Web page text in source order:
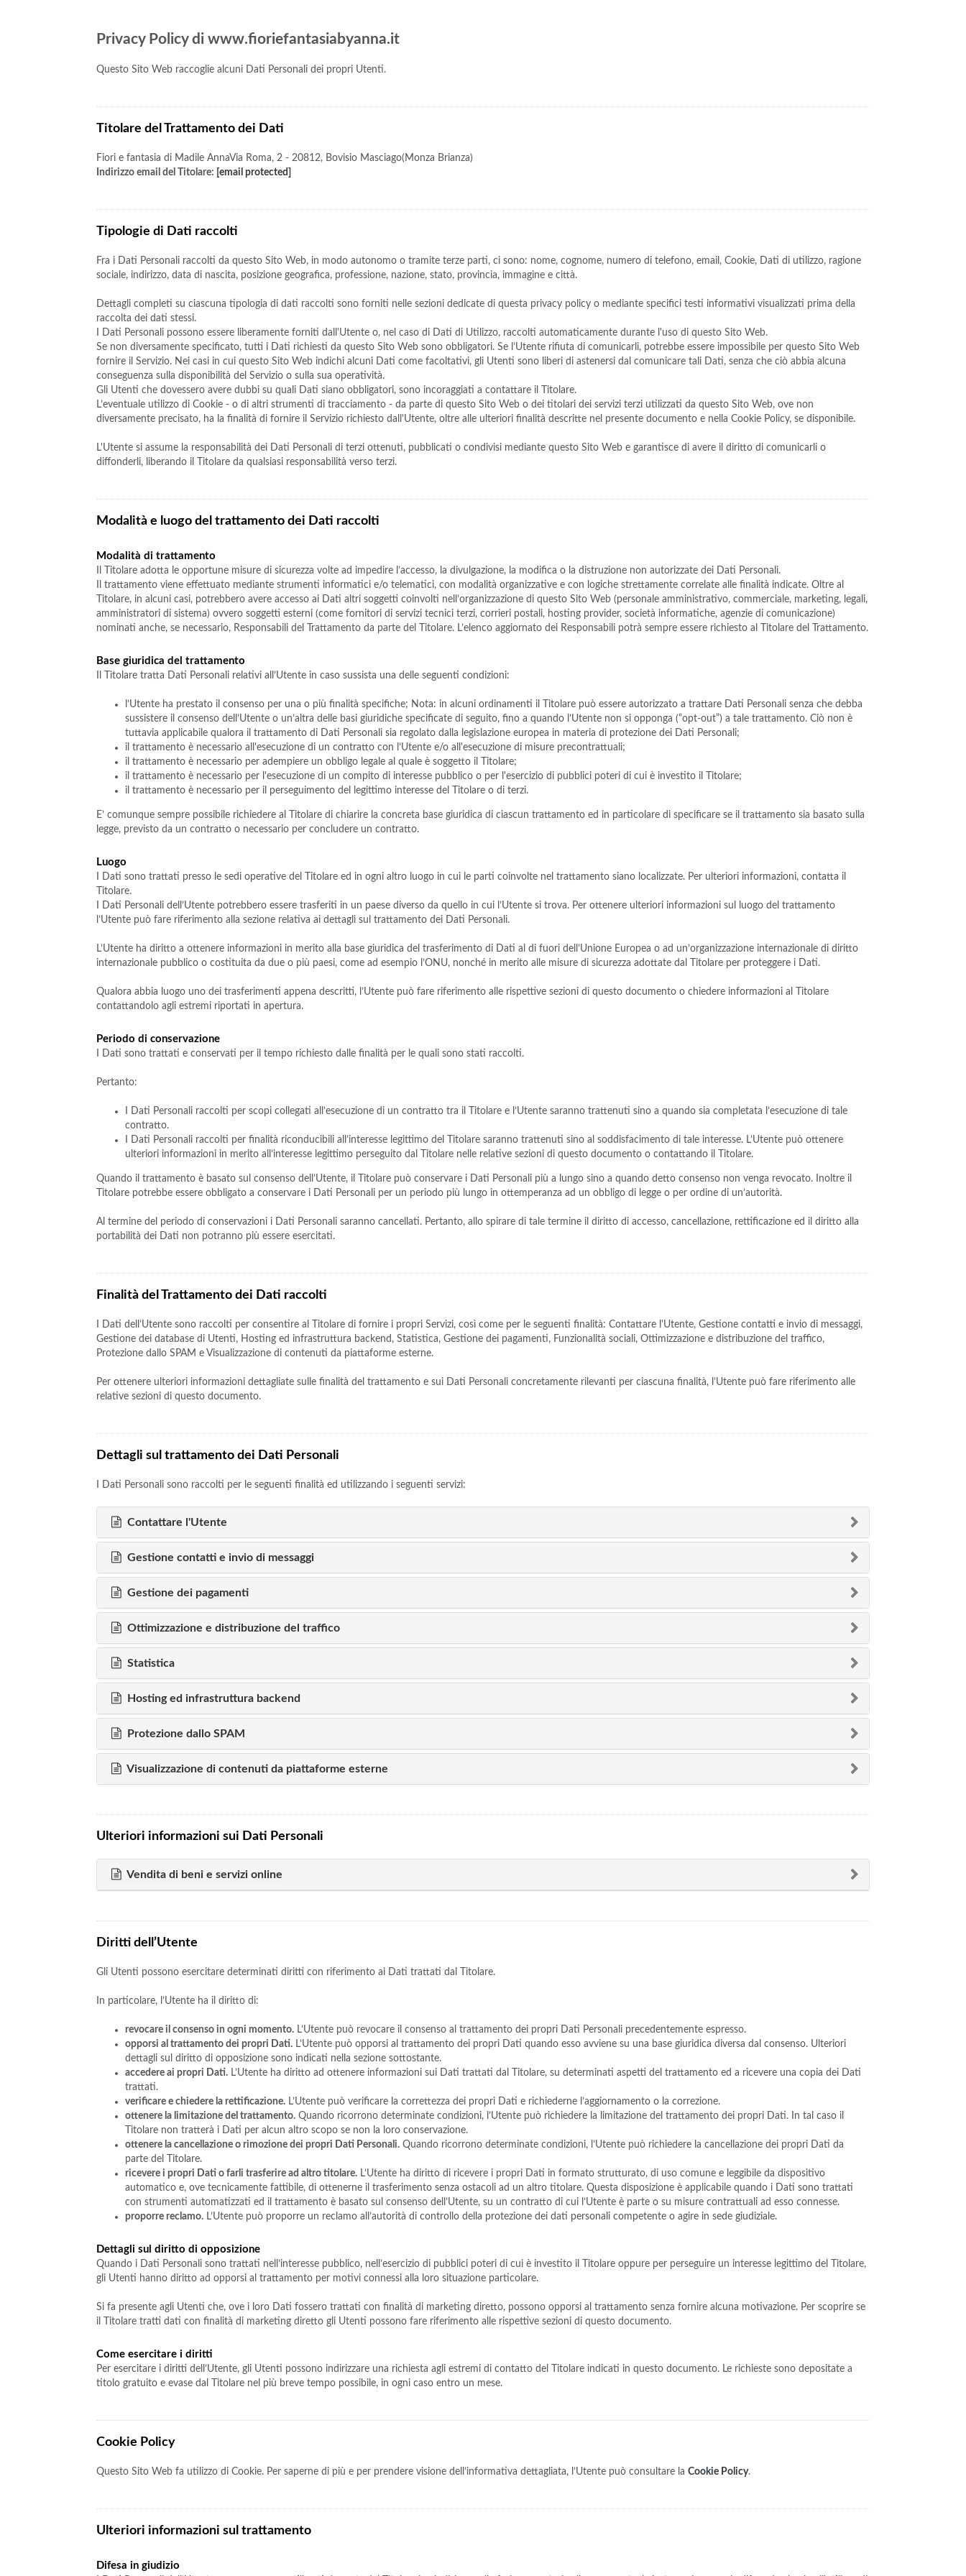
Privacy Policy di www.fioriefantasiabyanna.it
Questo Sito Web raccoglie alcuni Dati Personali dei propri Utenti.
Titolare del Trattamento dei Dati
Fiori e fantasia di Madile AnnaVia Roma, 2 - 20812, Bovisio Masciago(Monza Brianza)
Indirizzo email del Titolare: [email protected]
Tipologie di Dati raccolti
Fra i Dati Personali raccolti da questo Sito Web, in modo autonomo o tramite terze parti, ci sono: nome, cognome, numero di telefono, email, Cookie, Dati di utilizzo, ragione
sociale, indirizzo, data di nascita, posizione geografica, professione, nazione, stato, provincia, immagine e città.
Dettagli completi su ciascuna tipologia di dati raccolti sono forniti nelle sezioni dedicate di questa privacy policy o mediante specifici testi informativi visualizzati prima della
raccolta dei dati stessi.
I Dati Personali possono essere liberamente forniti dall'Utente o, nel caso di Dati di Utilizzo, raccolti automaticamente durante l'uso di questo Sito Web.
Se non diversamente specificato, tutti i Dati richiesti da questo Sito Web sono obbligatori. Se l’Utente rifiuta di comunicarli, potrebbe essere impossibile per questo Sito Web
fornire il Servizio. Nei casi in cui questo Sito Web indichi alcuni Dati come facoltativi, gli Utenti sono liberi di astenersi dal comunicare tali Dati, senza che ciò abbia alcuna
conseguenza sulla disponibilità del Servizio o sulla sua operatività.
Gli Utenti che dovessero avere dubbi su quali Dati siano obbligatori, sono incoraggiati a contattare il Titolare.
L’eventuale utilizzo di Cookie - o di altri strumenti di tracciamento - da parte di questo Sito Web o dei titolari dei servizi terzi utilizzati da questo Sito Web, ove non
diversamente precisato, ha la finalità di fornire il Servizio richiesto dall'Utente, oltre alle ulteriori finalità descritte nel presente documento e nella Cookie Policy, se disponibile.
L'Utente si assume la responsabilità dei Dati Personali di terzi ottenuti, pubblicati o condivisi mediante questo Sito Web e garantisce di avere il diritto di comunicarli o
diffonderli, liberando il Titolare da qualsiasi responsabilità verso terzi.
Modalità e luogo del trattamento dei Dati raccolti
Modalità di trattamento
Il Titolare adotta le opportune misure di sicurezza volte ad impedire l’accesso, la divulgazione, la modifica o la distruzione non autorizzate dei Dati Personali.
Il trattamento viene effettuato mediante strumenti informatici e/o telematici, con modalità organizzative e con logiche strettamente correlate alle finalità indicate. Oltre al
Titolare, in alcuni casi, potrebbero avere accesso ai Dati altri soggetti coinvolti nell’organizzazione di questo Sito Web (personale amministrativo, commerciale, marketing, legali,
amministratori di sistema) ovvero soggetti esterni (come fornitori di servizi tecnici terzi, corrieri postali, hosting provider, società informatiche, agenzie di comunicazione)
nominati anche, se necessario, Responsabili del Trattamento da parte del Titolare. L’elenco aggiornato dei Responsabili potrà sempre essere richiesto al Titolare del Trattamento.
Base giuridica del trattamento
Il Titolare tratta Dati Personali relativi all’Utente in caso sussista una delle seguenti condizioni:
l’Utente ha prestato il consenso per una o più finalità specifiche; Nota: in alcuni ordinamenti il Titolare può essere autorizzato a trattare Dati Personali senza che debba
sussistere il consenso dell’Utente o un’altra delle basi giuridiche specificate di seguito, fino a quando l’Utente non si opponga (“opt-out”) a tale trattamento. Ciò non è
tuttavia applicabile qualora il trattamento di Dati Personali sia regolato dalla legislazione europea in materia di protezione dei Dati Personali;
il trattamento è necessario all'esecuzione di un contratto con l’Utente e/o all'esecuzione di misure precontrattuali;
il trattamento è necessario per adempiere un obbligo legale al quale è soggetto il Titolare;
il trattamento è necessario per l'esecuzione di un compito di interesse pubblico o per l'esercizio di pubblici poteri di cui è investito il Titolare;
il trattamento è necessario per il perseguimento del legittimo interesse del Titolare o di terzi.
E’ comunque sempre possibile richiedere al Titolare di chiarire la concreta base giuridica di ciascun trattamento ed in particolare di specificare se il trattamento sia basato sulla
legge, previsto da un contratto o necessario per concludere un contratto.
Luogo
I Dati sono trattati presso le sedi operative del Titolare ed in ogni altro luogo in cui le parti coinvolte nel trattamento siano localizzate. Per ulteriori informazioni, contatta il
Titolare.
I Dati Personali dell’Utente potrebbero essere trasferiti in un paese diverso da quello in cui l’Utente si trova. Per ottenere ulteriori informazioni sul luogo del trattamento
l’Utente può fare riferimento alla sezione relativa ai dettagli sul trattamento dei Dati Personali.
L’Utente ha diritto a ottenere informazioni in merito alla base giuridica del trasferimento di Dati al di fuori dell’Unione Europea o ad un’organizzazione internazionale di diritto
internazionale pubblico o costituita da due o più paesi, come ad esempio l’ONU, nonché in merito alle misure di sicurezza adottate dal Titolare per proteggere i Dati.
Qualora abbia luogo uno dei trasferimenti appena descritti, l’Utente può fare riferimento alle rispettive sezioni di questo documento o chiedere informazioni al Titolare
contattandolo agli estremi riportati in apertura.
Periodo di conservazione
I Dati sono trattati e conservati per il tempo richiesto dalle finalità per le quali sono stati raccolti.
Pertanto:
I Dati Personali raccolti per scopi collegati all’esecuzione di un contratto tra il Titolare e l’Utente saranno trattenuti sino a quando sia completata l’esecuzione di tale
contratto.
I Dati Personali raccolti per finalità riconducibili all’interesse legittimo del Titolare saranno trattenuti sino al soddisfacimento di tale interesse. L’Utente può ottenere
ulteriori informazioni in merito all’interesse legittimo perseguito dal Titolare nelle relative sezioni di questo documento o contattando il Titolare.
Quando il trattamento è basato sul consenso dell’Utente, il Titolare può conservare i Dati Personali più a lungo sino a quando detto consenso non venga revocato. Inoltre il
Titolare potrebbe essere obbligato a conservare i Dati Personali per un periodo più lungo in ottemperanza ad un obbligo di legge o per ordine di un’autorità.
Al termine del periodo di conservazioni i Dati Personali saranno cancellati. Pertanto, allo spirare di tale termine il diritto di accesso, cancellazione, rettificazione ed il diritto alla
portabilità dei Dati non potranno più essere esercitati.
Finalità del Trattamento dei Dati raccolti
I Dati dell’Utente sono raccolti per consentire al Titolare di fornire i propri Servizi, così come per le seguenti finalità: Contattare l'Utente, Gestione contatti e invio di messaggi,
Gestione dei database di Utenti, Hosting ed infrastruttura backend, Statistica, Gestione dei pagamenti, Funzionalità sociali, Ottimizzazione e distribuzione del traffico,
Protezione dallo SPAM e Visualizzazione di contenuti da piattaforme esterne.
Per ottenere ulteriori informazioni dettagliate sulle finalità del trattamento e sui Dati Personali concretamente rilevanti per ciascuna finalità, l’Utente può fare riferimento alle
relative sezioni di questo documento.
Dettagli sul trattamento dei Dati Personali
I Dati Personali sono raccolti per le seguenti finalità ed utilizzando i seguenti servizi:
Contattare l'Utente
Gestione contatti e invio di messaggi
Gestione dei pagamenti
Ottimizzazione e distribuzione del traffico
Statistica
Hosting ed infrastruttura backend
Protezione dallo SPAM
Visualizzazione di contenuti da piattaforme esterne
Ulteriori informazioni sui Dati Personali
Vendita di beni e servizi online
Diritti dell’Utente
Gli Utenti possono esercitare determinati diritti con riferimento ai Dati trattati dal Titolare.
In particolare, l’Utente ha il diritto di:
revocare il consenso in ogni momento. L’Utente può revocare il consenso al trattamento dei propri Dati Personali precedentemente espresso.
opporsi al trattamento dei propri Dati. L’Utente può opporsi al trattamento dei propri Dati quando esso avviene su una base giuridica diversa dal consenso. Ulteriori
dettagli sul diritto di opposizione sono indicati nella sezione sottostante.
accedere ai propri Dati. L’Utente ha diritto ad ottenere informazioni sui Dati trattati dal Titolare, su determinati aspetti del trattamento ed a ricevere una copia dei Dati
trattati.
verificare e chiedere la rettificazione. L’Utente può verificare la correttezza dei propri Dati e richiederne l’aggiornamento o la correzione.
ottenere la limitazione del trattamento. Quando ricorrono determinate condizioni, l’Utente può richiedere la limitazione del trattamento dei propri Dati. In tal caso il
Titolare non tratterà i Dati per alcun altro scopo se non la loro conservazione.
ottenere la cancellazione o rimozione dei propri Dati Personali. Quando ricorrono determinate condizioni, l’Utente può richiedere la cancellazione dei propri Dati da
parte del Titolare.
ricevere i propri Dati o farli trasferire ad altro titolare. L’Utente ha diritto di ricevere i propri Dati in formato strutturato, di uso comune e leggibile da dispositivo
automatico e, ove tecnicamente fattibile, di ottenerne il trasferimento senza ostacoli ad un altro titolare. Questa disposizione è applicabile quando i Dati sono trattati
con strumenti automatizzati ed il trattamento è basato sul consenso dell’Utente, su un contratto di cui l’Utente è parte o su misure contrattuali ad esso connesse.
proporre reclamo. L’Utente può proporre un reclamo all’autorità di controllo della protezione dei dati personali competente o agire in sede giudiziale.
Dettagli sul diritto di opposizione
Quando i Dati Personali sono trattati nell’interesse pubblico, nell’esercizio di pubblici poteri di cui è investito il Titolare oppure per perseguire un interesse legittimo del Titolare,
gli Utenti hanno diritto ad opporsi al trattamento per motivi connessi alla loro situazione particolare.
Si fa presente agli Utenti che, ove i loro Dati fossero trattati con finalità di marketing diretto, possono opporsi al trattamento senza fornire alcuna motivazione. Per scoprire se
il Titolare tratti dati con finalità di marketing diretto gli Utenti possono fare riferimento alle rispettive sezioni di questo documento.
Come esercitare i diritti
Per esercitare i diritti dell’Utente, gli Utenti possono indirizzare una richiesta agli estremi di contatto del Titolare indicati in questo documento. Le richieste sono depositate a
titolo gratuito e evase dal Titolare nel più breve tempo possibile, in ogni caso entro un mese.
Cookie Policy
Questo Sito Web fa utilizzo di Cookie. Per saperne di più e per prendere visione dell’informativa dettagliata, l’Utente può consultare laCookie Policy.
Ulteriori informazioni sul trattamento
Difesa in giudizio